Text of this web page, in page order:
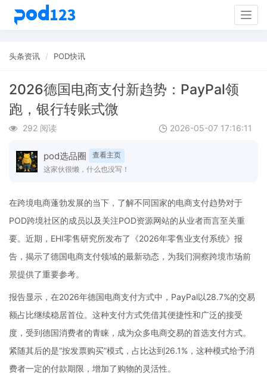
头条资讯 POD快讯
2026德国电商支付新趋势：PayPal领
跑，银行转账式微
292 阅读 2026-05-07 17:16:11
pod选品圈
查看主页
这家伙很懒，什么也没写！
在跨境电商蓬勃发展的当下，了解不同国家的电商支付趋势对于
POD跨境社区的成员以及关注POD资源网站的从业者而言至关重
要。近期，EHI零售研究所发布了《2026年零售业支付系统》报
告，揭示了德国电商支付领域的最新动态，为我们洞察跨境市场前
景提供了重要参考。
报告显示，在2026年德国电商支付方式中，PayPal以28.7%的交易
额占比继续稳居首位。这种支付方式凭借其便捷性和广泛的接受
度，受到德国消费者的青睐，成为众多电商交易的首选支付方式。
紧随其后的是“按发票购买”模式，占比达到26.1%，这种模式给予消
费者一定的付款期限，增加了购物的灵活性。